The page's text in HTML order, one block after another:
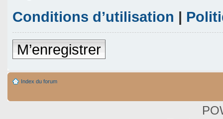
Conditions d’utilisation |
M’enregistrer
Index du forum